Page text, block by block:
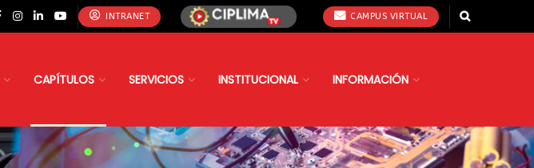
INTRANET CAMPUS VIRTUAL
CAPÍTULOS SERVICIOS INSTITUCIONAL INFORMACIÓN